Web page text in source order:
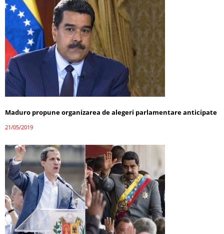
Maduro propune organizarea de alegeri parlamentare anticipate
21/05/2019